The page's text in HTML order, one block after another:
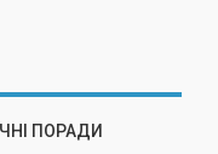
ПОРАДИ